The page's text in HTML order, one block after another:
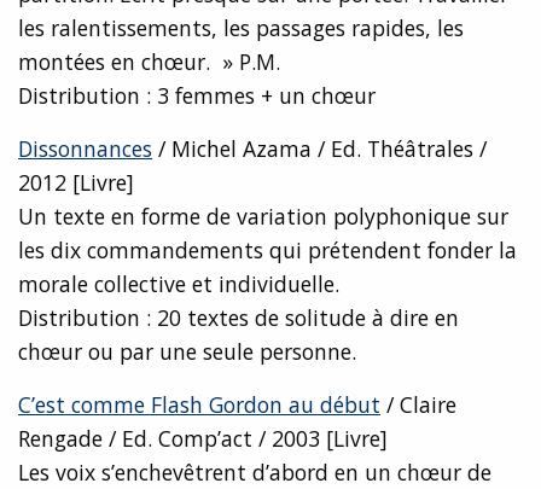
les ralentissements, les passages rapides, les
montées en chœur. » P.M.
Distribution : 3 femmes + un chœur
Dissonnances / Michel Azama / Ed. Théâtrales /
2012 [Livre]
Un texte en forme de variation polyphonique sur
les dix commandements qui prétendent fonder la
morale collective et individuelle.
Distribution : 20 textes de solitude à dire en
chœur ou par une seule personne.
C’est comme Flash Gordon au début / Claire
Rengade / Ed. Comp’act / 2003 [Livre]
Les voix s’enchevêtrent d’abord en un chœur de